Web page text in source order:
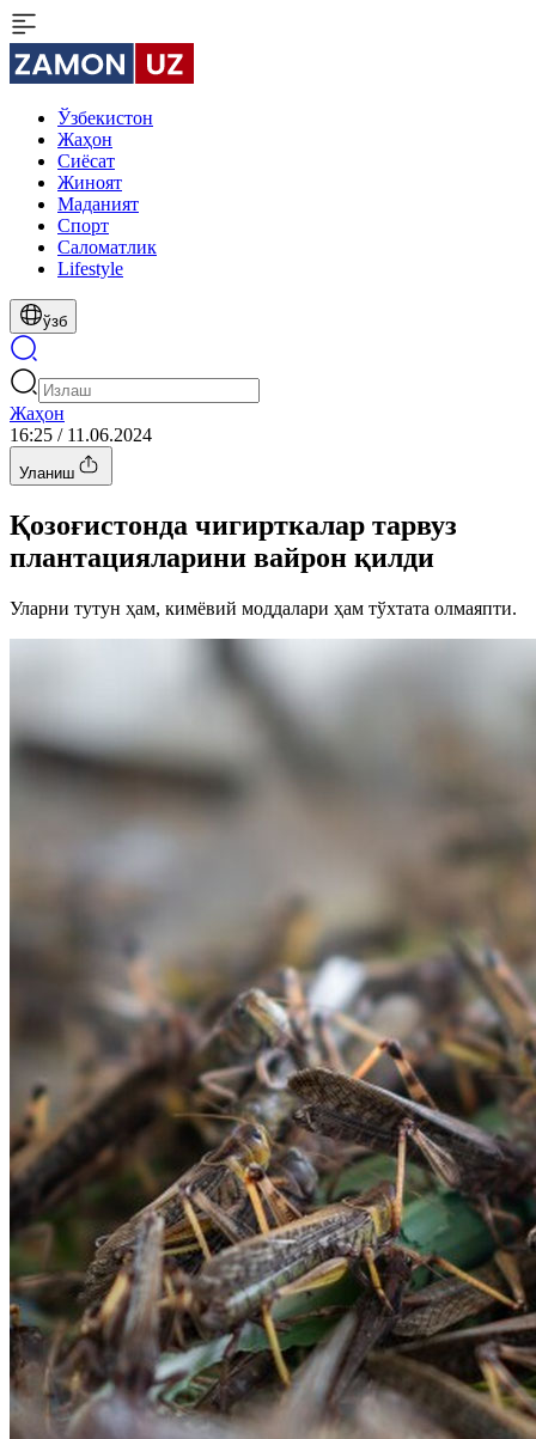
Ўзбекистон
Жаҳон
Сиёсат
Жиноят
Маданият
Спорт
Cаломатлик
Lifestyle
ўзб
Жаҳон
16:25 / 11.06.2024
Уланиш
Қозоғистонда чигирткалар тарвуз
плантацияларини вайрон қилди
Уларни тутун ҳам, кимёвий моддалари ҳам тўхтата олмаяпти.